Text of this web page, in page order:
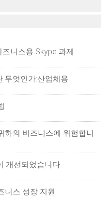
니스용 Skype 과제
무엇인가:산업체용
하의 비즈니스에 위험합니
개선되었습니다
니스 성장 지원